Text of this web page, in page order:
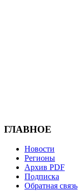
ГЛАВНОЕ
Новости
Регионы
Архив PDF
Подписка
Обратная связь